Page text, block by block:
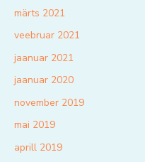
märts 2021
veebruar 2021
jaanuar 2021
jaanuar 2020
november 2019
mai 2019
aprill 2019